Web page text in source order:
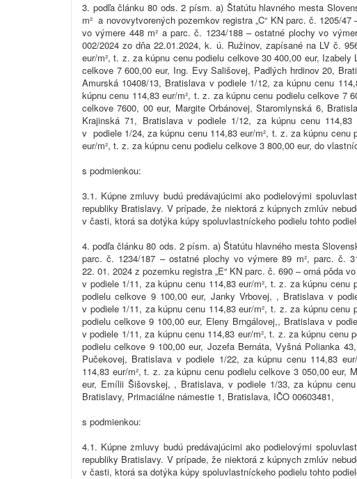
3. podľa článku 80 ods. 2 písm. a) Štatútu hlavného mesta
m² a novovytvorených pozemkov registra „C“ KN parc. č. 1205/
vo výmere 448 m² a parc. č. 1234/188 – ostatné plochy vo
002/2024 zo dňa 22.01.2024, k. ú. Ružinov, zapísané na LV č.
eur/m², t. z. za kúpnu cenu podielu celkove 30 400,00 eur,
celkove 7 600,00 eur, Ing. Evy Sališovej, Padlých hrdinov 20,
Amurská 10408/13, Bratislava v podiele 1/12, za kúpnu cenu
kúpnu cenu 114,83 eur/m², t. z. za kúpnu cenu podielu celkove 7
celkove 7600, 00 eur, Margite Orbánovej, Staromlynská 6,
Krajinská 71, Bratislava v podiele 1/12, za kúpnu cenu
v podiele 1/24, za kúpnu cenu 114,83 eur/m², t. z. za kúpnu
eur/m², t. z. za kúpnu cenu podielu celkove 3 800,00 eur, do
s podmienkou:
3.1. Kúpne zmluvy budú predávajúcimi ako podielovými
republiky Bratislavy. V prípade, že niektorá z kúpnych zmlúv
v časti, ktorá sa dotýka kúpy spoluvlastníckeho podielu tohto
4. podľa článku 80 ods. 2 písm. a) Štatútu hlavného mesta
parc. č. 1234/187 – ostatné plochy vo výmere 89 m², parc. č.
22. 01. 2024 z pozemku registra „E“ KN parc. č. 690 – orná pôda
v podiele 1/11, za kúpnu cenu 114,83 eur/m², t. z. za kúpnu
podielu celkove 9 100,00 eur, Janky Vrbovej, , Bratislava v
v podiele 1/11, za kúpnu cenu 114,83 eur/m², t. z. za kúpnu
podielu celkove 9 100,00 eur, Eleny Brngálovej,, Bratislava v
v podiele 1/11, za kúpnu cenu 114,83 eur/m², t. z. za kúpnu
podielu celkove 9 100,00 eur, Jozefa Bernáta, Vyšná Polianka
Pučekovej, Bratislava v podiele 1/22, za kúpnu cenu 114,83
114,83 eur/m², t. z. za kúpnu cenu podielu celkove 3 050,00
eur, Emílii Šišovskej, , Bratislava, v podiele 1/33, za kúpnu
Bratislavy, Primaciálne námestie 1, Bratislava, IČO 00603481,
s podmienkou:
4.1. Kúpne zmluvy budú predávajúcimi ako podielovými
republiky Bratislavy. V prípade, že niektorá z kúpnych zmlúv
v časti, ktorá sa dotýka kúpy spoluvlastníckeho podielu tohto